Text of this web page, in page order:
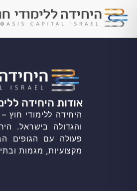
אודות היחידה
היחידה ללימודי
והגדולה בישראל.
פעולה עם הגופים
מקצועיות, מגמות